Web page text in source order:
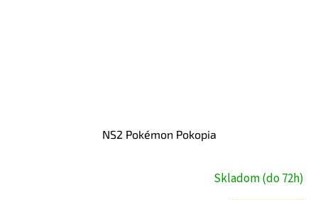
NS2 Pokémon Pokopia
Skladom (do 72h)